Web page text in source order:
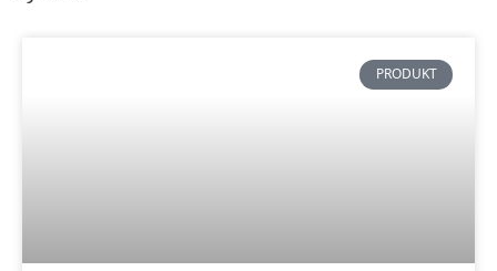
PRODUKT
går inte att